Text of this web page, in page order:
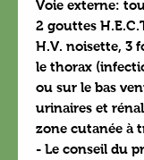
Voie externe:
2 gouttes
H.V. noisette, 3
le thorax
ou sur le bas
urinaires et
zone cutanée à
- Le conseil du